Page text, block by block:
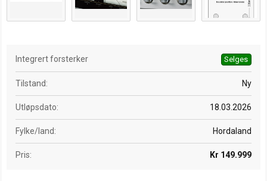
Integrert forsterker Selges
Tilstand Ny
Utløpsdato 18.03.2026
Fylke/land Hordaland
Pris Kr 149.999